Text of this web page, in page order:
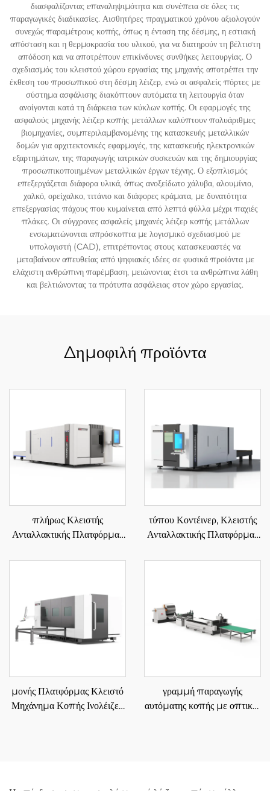
διασφαλίζοντας επαναληψιμότητα και συνέπεια σε όλες τις
παραγωγικές διαδικασίες. Αισθητήρες πραγματικού χρόνου αξιολογούν
συνεχώς παραμέτρους κοπής, όπως η ένταση της δέσμης, η εστιακή
απόσταση και η θερμοκρασία του υλικού, για να διατηρούν τη βέλτιστη
απόδοση και να αποτρέπουν επικίνδυνες συνθήκες λειτουργίας. Ο
σχεδιασμός του κλειστού χώρου εργασίας της μηχανής αποτρέπει την
έκθεση του προσωπικού στη δέσμη λέιζερ, ενώ οι ασφαλείς πόρτες με
σύστημα ασφάλισης διακόπτουν αυτόματα τη λειτουργία όταν
ανοίγονται κατά τη διάρκεια των κύκλων κοπής. Οι εφαρμογές της
ασφαλούς μηχανής λέιζερ κοπής μετάλλων καλύπτουν πολυάριθμες
βιομηχανίες, συμπεριλαμβανομένης της κατασκευής μεταλλικών
δομών για αρχιτεκτονικές εφαρμογές, της κατασκευής ηλεκτρονικών
εξαρτημάτων, της παραγωγής ιατρικών συσκευών και της δημιουργίας
προσωπικοποιημένων μεταλλικών έργων τέχνης. Ο εξοπλισμός
επεξεργάζεται διάφορα υλικά, όπως ανοξείδωτο χάλυβα, αλουμίνιο,
χαλκό, ορείχαλκο, τιτάνιο και διάφορες κράματα, με δυνατότητα
επεξεργασίας πάχους που κυμαίνεται από λεπτά φύλλα μέχρι παχιές
πλάκες. Οι σύγχρονες ασφαλείς μηχανές λέιζερ κοπής μετάλλων
ενσωματώνονται απρόσκοπτα με λογισμικό σχεδιασμού με
υπολογιστή (CAD), επιτρέποντας στους κατασκευαστές να
μεταβαίνουν απευθείας από ψηφιακές ιδέες σε φυσικά προϊόντα με
ελάχιστη ανθρώπινη παρέμβαση, μειώνοντας έτσι τα ανθρώπινα λάθη
και βελτιώνοντας τα πρότυπα ασφάλειας στον χώρο εργασίας.
Δημοφιλή προϊόντα
πλήρως Κλειστής
Ανταλλακτικής Πλατφόρμας
3015GA
τύπου Κοντέινερ, Κλειστής
Ανταλλακτικής Πλατφόρμας
3015HSD
μονής Πλατφόρμας Κλειστό
Μηχάνημα Κοπής Ινολέιζερ
γραμμή παραγωγής
αυτόματης κοπής με οπτικές